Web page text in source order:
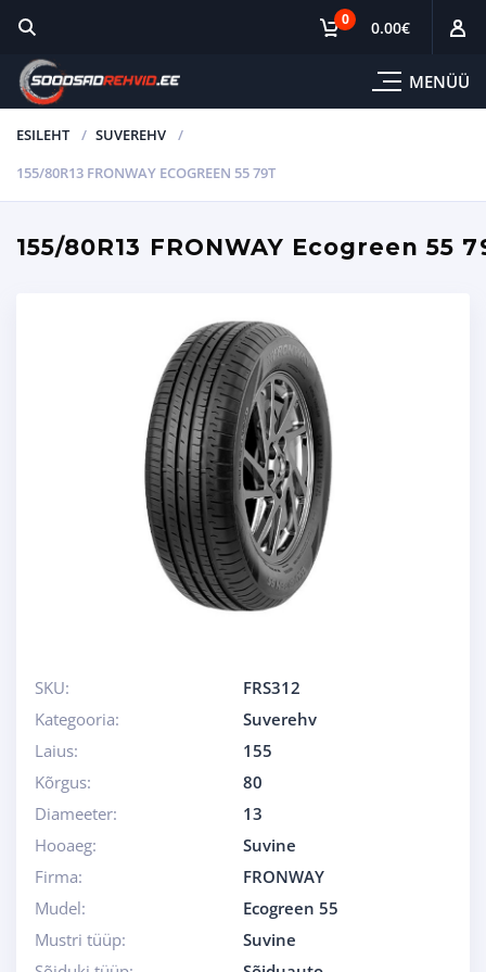
MENÜÜ
0 0.00€
ESILEHT
SUVEREHV
155/80R13 FRONWAY ECOGREEN 55 79T
155/80R13 FRONWAY Ecogreen 55
SKU:
FRS312
Kategooria:
Suverehv
Laius:
155
Kõrgus:
80
Diameeter:
13
Hooaeg:
Suvine
Firma:
FRONWAY
Mudel:
Ecogreen 55
Mustri tüüp:
Suvine